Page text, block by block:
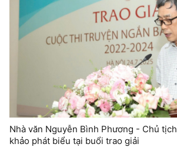
Nhà văn Nguyễn Bình Phương - Chủ
khảo phát biểu tại buổi trao giải